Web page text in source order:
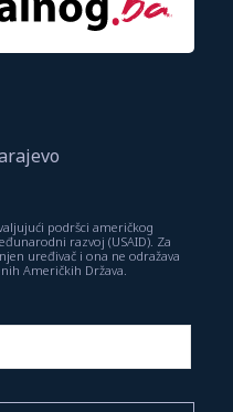
podršci američkog
razvoj (USAID). Za
uređivač i ona ne odražava
Američkih Država.